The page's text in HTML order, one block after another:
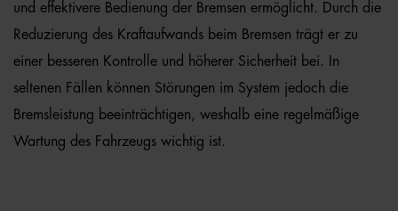
und effektivere Bedienung der Bremsen ermöglicht. Durch die
Reduzierung des Kraftaufwands beim Bremsen trägt er zu
einer besseren Kontrolle und höherer Sicherheit bei. In
seltenen Fällen können Störungen im System jedoch die
Bremsleistung beeinträchtigen, weshalb eine regelmäßige
Wartung des Fahrzeugs wichtig ist.